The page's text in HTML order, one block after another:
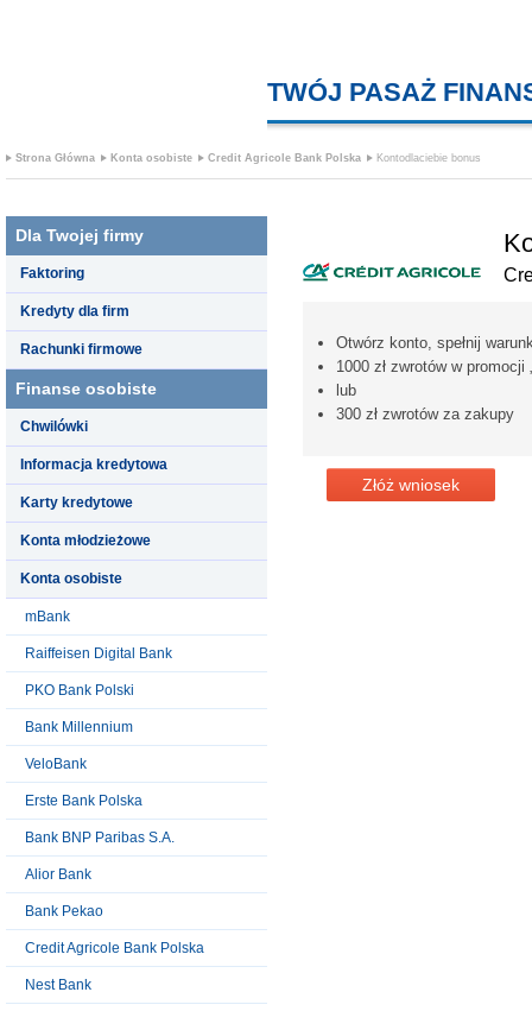
TWÓJ PASAŻ
Strona Główna Konta osobiste Credit Agricole Bank Polska Kontodlaciebie bonus
Dla Twojej firmy
Faktoring
Kredyty dla firm
Rachunki firmowe
Finanse osobiste
Chwilówki
Informacja kredytowa
Karty kredytowe
Konta młodzieżowe
Konta osobiste
mBank
Raiffeisen Digital Bank
PKO Bank Polski
Bank Millennium
VeloBank
Erste Bank Polska
Bank BNP Paribas S.A.
Alior Bank
Bank Pekao
Credit Agricole Bank Polska
Nest Bank
Otwórz konto, spełnij
1000 zł zwrotów w promocji
lub
300 zł zwrotów za zakupy
Złóż wniosek